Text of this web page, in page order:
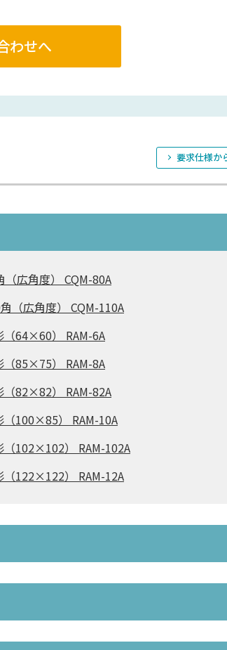
わせへ
要求仕様か
（広角度） CQM-80A
（広角度） CQM-110A
（64×60） RAM-6A
（85×75） RAM-8A
（82×82） RAM-82A
（100×85） RAM-10A
（102×102） RAM-102A
（122×122） RAM-12A